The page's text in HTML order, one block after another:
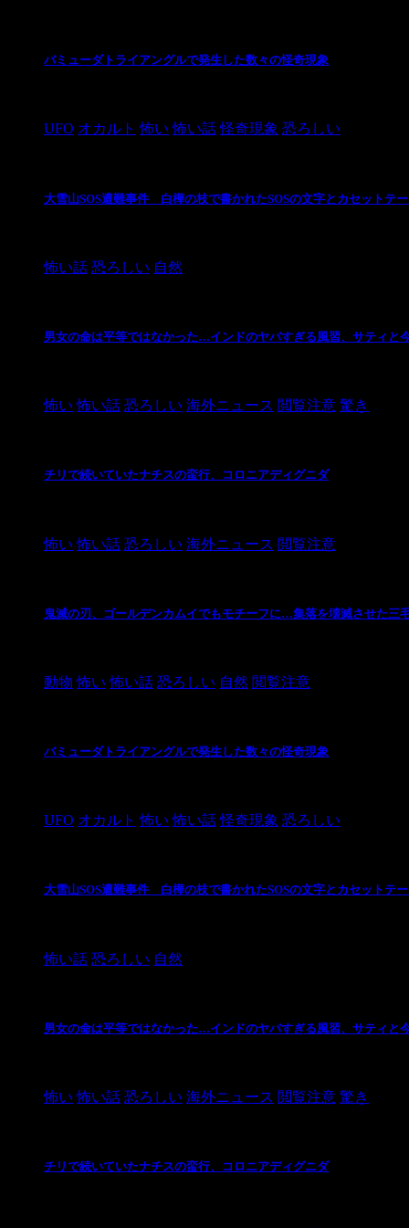
バミューダトライアングルで発生した数々の怪奇現象
UFO オカルト 怖い 怖い話 怪奇現象 恐ろしい
大雪山SOS遭難事件 白樺の枝で書かれたSOSの文字とカセットテ
怖い話 恐ろしい 自然
男女の命は平等ではなかった…インドのヤバすぎる風習、サティと
怖い 怖い話 恐ろしい 海外ニュース 閲覧注意 驚き
チリで続いていたナチスの蛮行、コロニアディグニダ
怖い 怖い話 恐ろしい 海外ニュース 閲覧注意
鬼滅の刃、ゴールデンカムイでもモチーフに…集落を壊滅させた三
動物 怖い 怖い話 恐ろしい 自然 閲覧注意
バミューダトライアングルで発生した数々の怪奇現象
UFO オカルト 怖い 怖い話 怪奇現象 恐ろしい
大雪山SOS遭難事件 白樺の枝で書かれたSOSの文字とカセットテ
怖い話 恐ろしい 自然
男女の命は平等ではなかった…インドのヤバすぎる風習、サティと
怖い 怖い話 恐ろしい 海外ニュース 閲覧注意 驚き
チリで続いていたナチスの蛮行、コロニアディグニダ